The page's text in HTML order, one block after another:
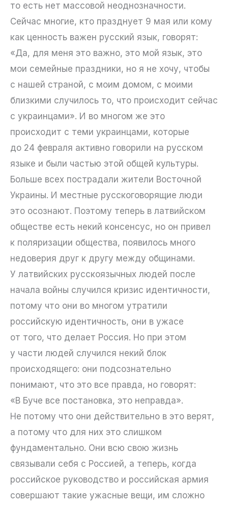
то есть нет массовой неоднозначности.
Сейчас многие, кто празднует 9 мая или кому
как ценность важен русский язык, говорят:
«Да, для меня это важно, это мой язык, это
мои семейные праздники, но я не хочу, чтобы
с нашей страной, с моим домом, с моими
близкими случилось то, что происходит сейчас
с украинцами». И во многом же это
происходит с теми украинцами, которые
до 24 февраля активно говорили на русском
языке и были частью этой общей культуры.
Больше всех пострадали жители Восточной
Украины. И местные русскоговорящие люди
это осознают. Поэтому теперь в латвийском
обществе есть некий консенсус, но он привел
к поляризации общества, появилось много
недоверия друг к другу между общинами.
У латвийских русскоязычных людей после
начала войны случился кризис идентичности,
потому что они во многом утратили
российскую идентичность, они в ужасе
от того, что делает Россия. Но при этом
у части людей случился некий блок
происходящего: они подсознательно
понимают, что это все правда, но говорят:
«В Буче все постановка, это неправда».
Не потому что они действительно в это верят,
а потому что для них это слишком
фундаментально. Они всю свою жизнь
связывали себя с Россией, а теперь, когда
российское руководство и российская армия
совершают такие ужасные вещи, им сложно